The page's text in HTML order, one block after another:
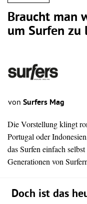
Braucht man
um Surfen zu
von Surfers Mag
Die Vorstellung klingt
Portugal oder
das Surfen einfach
Generationen von
Doch ist das